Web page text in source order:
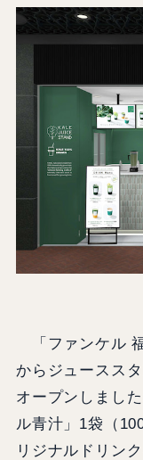
「ファンケル
からジュースス
オープンしまし
ル青汁」1袋（
リジナルドリン